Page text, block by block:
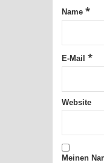
Name *
E-Mail *
Website
Meinen